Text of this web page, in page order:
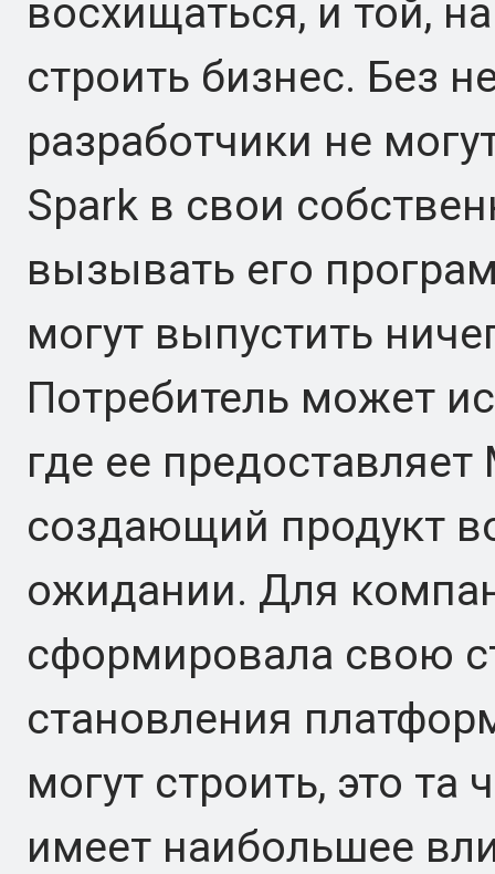
восхищаться, и той,
строить бизнес. Без
разработчики не
Spark в свои
вызывать его
могут выпустить
Потребитель может
где ее предоставляет
создающий продукт
ожидании. Для
сформировала свою
становления
могут строить, это та
имеет наибольшее